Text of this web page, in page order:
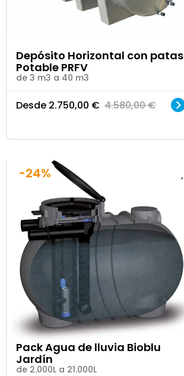
Depósito Horizontal con patas
Potable PRFV
de 3 m3 a 40 m3
Desde 2.750,00 € 4.580,00€
-24%
Pack Agua de lluvia Bioblu
Jardín
de 2.000L a 21.000L